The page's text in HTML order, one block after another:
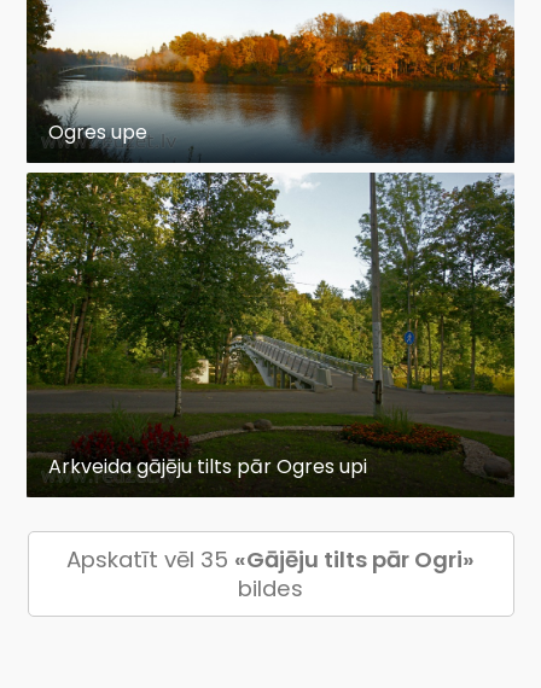
Ogres upe
Arkveida gājēju tilts pār Ogres upi
Apskatīt vēl 35 «Gājēju tilts pār Ogri»
bildes